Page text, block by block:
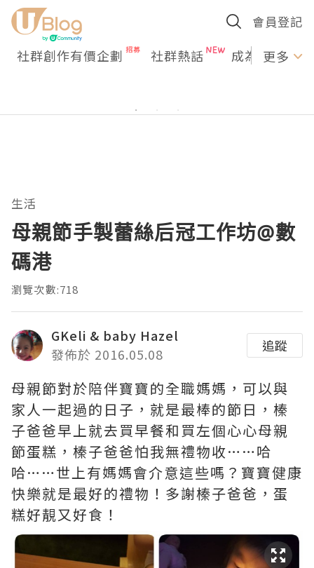
會員登記
社群創作有價企劃 社群熱話 成為U更多
生活
母親節手製蕾絲后冠工作坊@數
碼港
瀏覽次數:718
GKeli & baby Hazel
發佈於 2016.05.08
追蹤
母親節對於陪伴寶寶的全職媽媽，可以與
家人一起過的日子，就是最棒的節日，榛
子爸爸早上就去買早餐和買左個心心母親
節蛋糕，榛子爸爸怕我無禮物收……哈
哈……世上有媽媽會介意這些嗎？寶寶健康
快樂就是最好的禮物！多謝榛子爸爸，蛋
糕好靚又好食！